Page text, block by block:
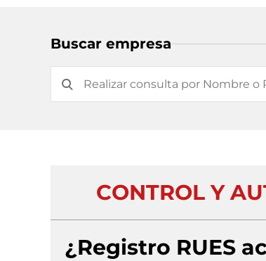
Buscar empresa
CONTROL Y
¿Registro RUES